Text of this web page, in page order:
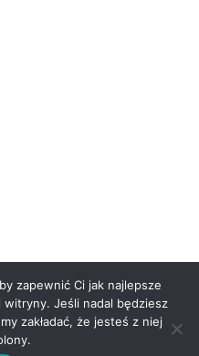
zapewnić Ci jak najlepsze
Jeśli nadal będziesz
zakładać, że jesteś z niej